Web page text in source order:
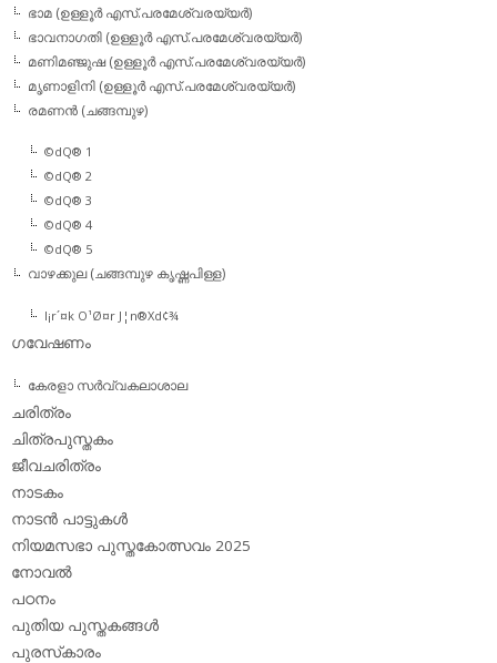
ഭാമ (ഉള്ളൂര്‍ എസ്.പരമേശ്വരയ്യര്‍)
ഭാവനാഗതി (ഉള്ളൂര്‍ എസ്.പരമേശ്വരയ്യര്‍)
മണിമഞ്ജുഷ (ഉള്ളൂര്‍ എസ്.പരമേശ്വരയ്യര്‍)
മൃണാളിനി (ഉള്ളൂര്‍ എസ്.പരമേശ്വരയ്യര്‍)
രമണന്‍ (ചങ്ങമ്പുഴ)
©dQ® 1
©dQ® 2
©dQ® 3
©dQ® 4
©dQ® 5
വാഴക്കുല (ചങ്ങമ്പുഴ കൃഷ്ണപിള്ള)
l¡r´¤k O¹Ø¤r J¦n®Xd¢¾
ഗവേഷണം
കേരളാ സര്‍വ്വകലാശാല
ചരിത്രം
ചിത്രപുസ്തകം
ജീവചരിത്രം
നാടകം
നാടന്‍ പാട്ടുകള്‍
നിയമസഭാ പുസ്തകോത്സവം 2025
നോവല്‍
പഠനം
പുതിയ പുസ്തകങ്ങള്‍
പുരസ്‌കാരം